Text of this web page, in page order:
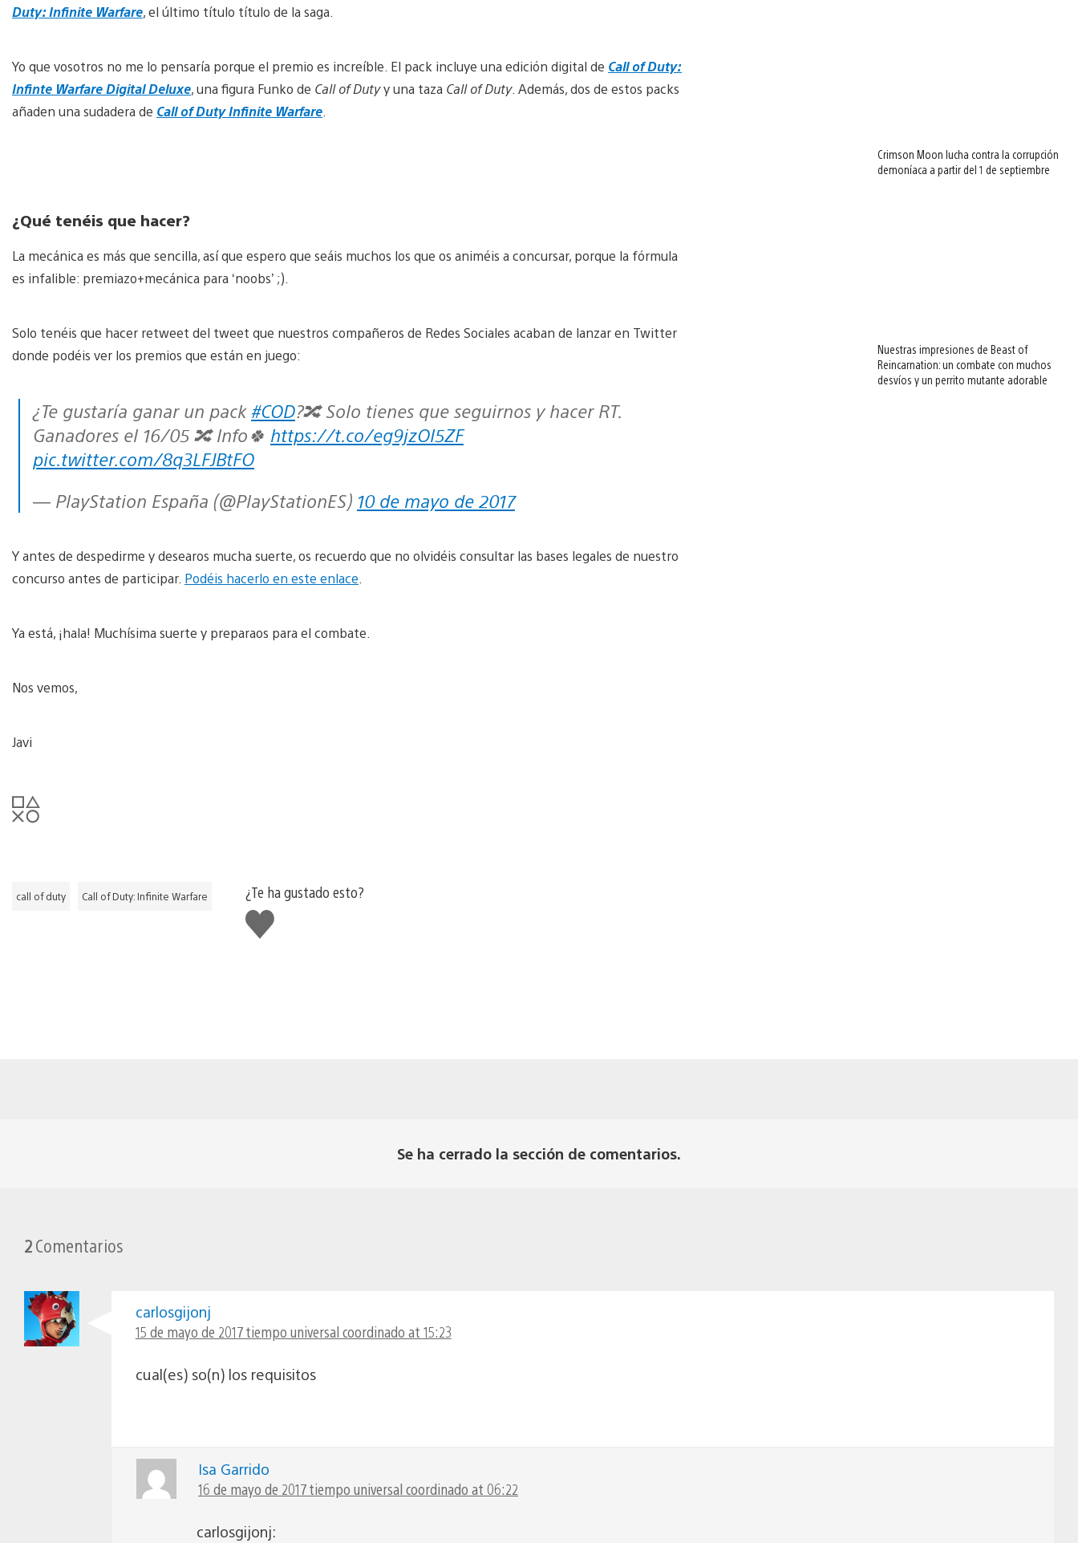
Duty: Infinite Warfare, el último título título de la saga.
Yo que vosotros no me lo pensaría porque el premio es increíble. El pack incluye una edición digital de Call of Duty:
Infinte Warfare Digital Deluxe, una figura Funko de Call of Dutyy una taza Call of Duty. Además, dos de estos packs
añaden una sudadera de Call of Duty Infinite Warfare
¿Qué tenéis que hacer?
La mecánica es más que sencilla, así que espero que seáis muchos los que os animéis a concursar, porque la fórmula
es infalible: premiazo+mecánica para ‘noobs’ ;).
Solo tenéis que hacer retweet del tweet que nuestros compañeros de Redes Sociales acaban de lanzar en Twitter
donde podéis ver los premios que están en juego:
¿Te gustaría ganar un pack #COD?🔀 Solo tienes que seguirnos y hacer RT.
Ganadores el 16/05 🔀 Info🍀 https://t.co/eg9jzOI5ZF
pic.twitter.com/8q3LFJBtFO
— PlayStation España (@PlayStationES) 10 de mayo de 2017
Y antes de despedirme y desearos mucha suerte, os recuerdo que no olvidéis consultar las bases legales de nuestro
concurso antes de participar. Podéis hacerlo en este enlace.
Ya está, ¡hala! Muchísima suerte y preparaos para el combate.
Nos vemos,
Javi
call of duty Call of Duty: Infinite Warfare
¿Te ha gustado esto?
Me
gusta
Crimson Moon lucha contra la corrupción
demoníaca a partir del 1 de septiembre
Nuestras impresiones de Beast of
Reincarnation: un combate con muchos
desvíos y un perrito mutante adorable
Se ha cerrado la sección de comentarios.
2Comentarios
carlosgijonj
15 de mayo de 2017 tiempo universal coordinado at 15:23
cual(es) so(n) los requisitos
Isa Garrido
16 de mayo de 2017 tiempo universal coordinado at 06:22
carlosgijonj: